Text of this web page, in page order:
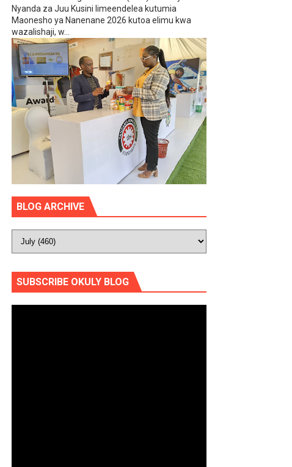
Nyanda za Juu Kusini limeendelea kutumia
Maonesho ya Nanenane 2026 kutoa elimu kwa
wazalishaji, w...
BLOG ARCHIVE
SUBSCRIBE OKULY BLOG